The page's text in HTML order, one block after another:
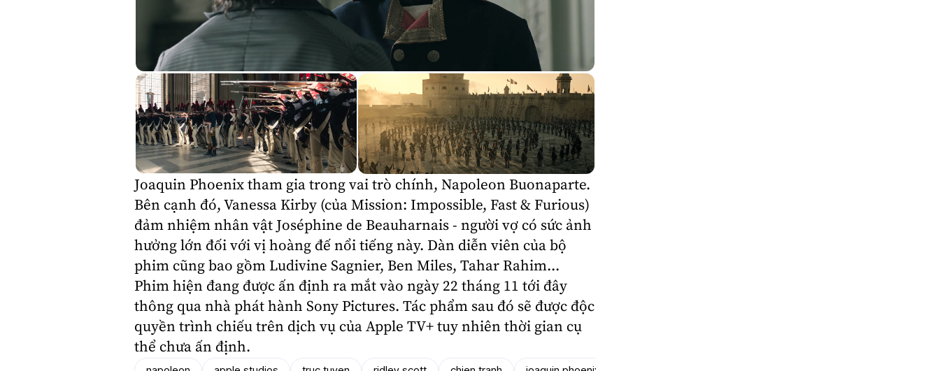
Joaquin Phoenixtham gia trong vai trò chính, Napoleon Buonaparte.
Bên cạnh đó,Vanessa Kirby (của Mission: Impossible, Fast & Furious)
đảm nhiệm nhân vật Joséphine de Beauharnais - người vợ có sức ảnh
hưởng lớn đối với vị hoàng đế nổi tiếng này. Dàn diễn viên của bộ
phim cũng bao gồm Ludivine Sagnier, Ben Miles, Tahar Rahim...
Phim hiện đang được ấn định ra mắt vào ngày 22 tháng 11 tới đây
thông qua nhà phát hành Sony Pictures. Tác phẩm sau đó sẽ được độc
quyền trình chiếu trên dịch vụ của Apple TV+ tuy nhiên thời gian cụ
thể chưa ấn định.